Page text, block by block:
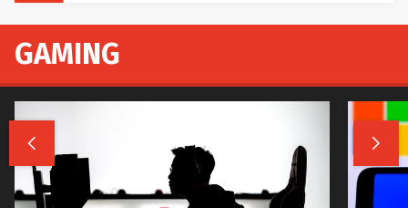
GAMING
 